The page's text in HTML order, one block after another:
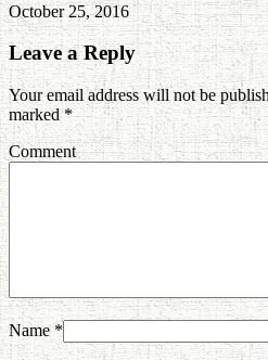
October 25, 2016
Leave a Reply
Your email address will not be
marked*
Comment
Name *